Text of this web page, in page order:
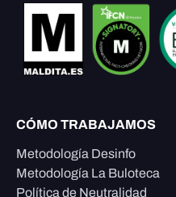
CÓMO TRABAJAMOS
Metodología Desinfo
Metodología La Buloteca
Política de Neutralidad